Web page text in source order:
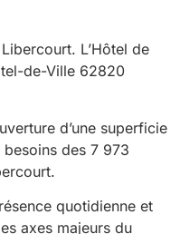
L’Hôtel de
de-Ville 62820
d’une superficie
des 7 973
quotidienne et
axes majeurs du